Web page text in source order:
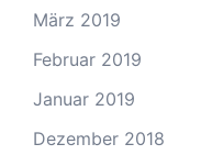
März 2019
Februar 2019
Januar 2019
Dezember 2018